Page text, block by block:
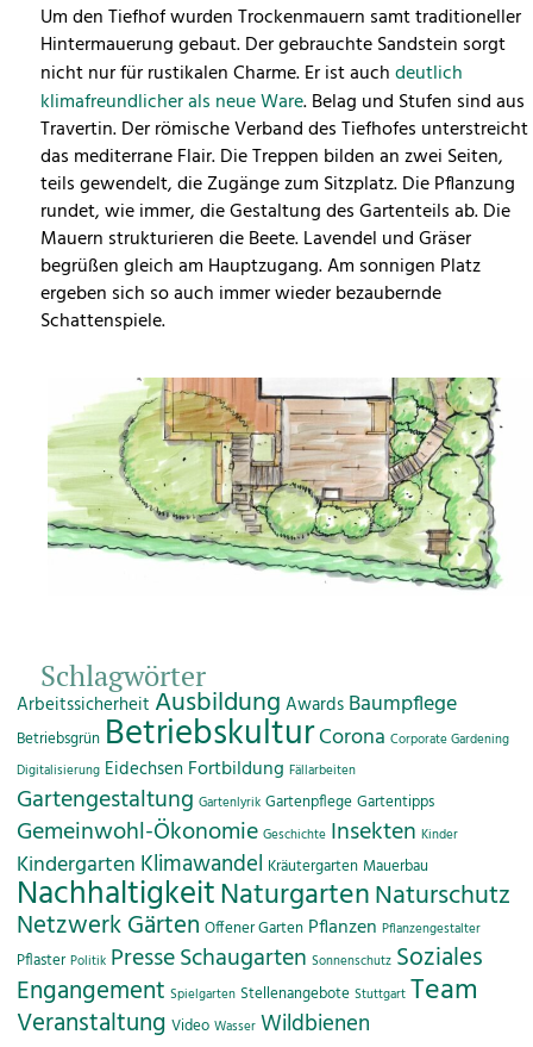
Um den Tiefhof wurden Trockenmauern samt traditioneller
Hintermauerung gebaut. Der gebrauchte Sandstein sorgt
nicht nur für rustikalen Charme. Er ist auchdeutlich
klimafreundlicher als neue Ware. Belag und Stufen sind aus
Travertin. Der römische Verband des Tiefhofes unterstreicht
das mediterrane Flair. Die Treppen bilden an zwei Seiten,
teils gewendelt, die Zugänge zum Sitzplatz. Die Pflanzung
rundet, wie immer, die Gestaltung des Gartenteils ab. Die
Mauern strukturieren die Beete. Lavendel und Gräser
begrüßen gleich am Hauptzugang. Am sonnigen Platz
ergeben sich so auch immer wieder bezaubernde
Schattenspiele.
Schlagwörter
Arbeitssicherheit Ausbildung Awards Baumpflege
Betriebsgrün BetriebskulturCorona Corporate Gardening
Digitalisierung Eidechsen Fortbildung Fällarbeiten
Gartengestaltung Gartenlyrik Gartenpflege Gartentipps
Gemeinwohl-Ökonomie Geschichte Insekten Kinder
Kindergarten Klimawandel Kräutergarten Mauerbau
NachhaltigkeitNaturgartenNaturschutz
Netzwerk Gärten Offener Garten Pflanzen Pflanzengestalter
Pflaster Politik PresseSchaugarten Sonnenschutz Soziales
Engangement Spielgarten Stellenangebote Stuttgart Team
Veranstaltung Video Wasser Wildbienen